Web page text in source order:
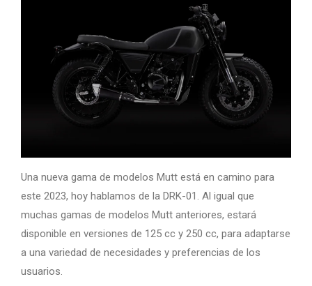
Una nueva gama de modelos Mutt está en camino para
este 2023, hoy hablamos de la DRK-01. Al igual que
muchas gamas de modelos Mutt anteriores, estará
disponible en versiones de 125 cc y 250 cc, para adaptarse
a una variedad de necesidades y preferencias de los
usuarios.